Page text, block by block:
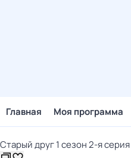
Главная Моя программа
Старый друг 1 сезон 2-я серия